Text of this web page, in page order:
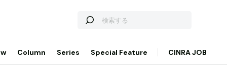
Column Series Special Feature CINRA JOB